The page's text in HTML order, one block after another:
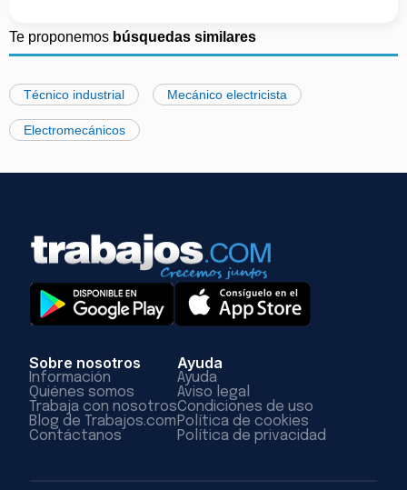
Te proponemos búsquedas similares
Técnico industrial Mecánico electricista
Electromecánicos
Sobre nosotros
Información
Quiénes somos
Trabaja con nosotros
Blog de Trabajos.com
Contáctanos
Ayuda
Ayuda
Aviso legal
Condiciones de uso
Política de cookies
Política de privacidad